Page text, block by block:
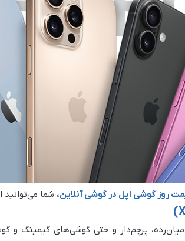
روز گوشی اپل در گوشی آنلاین، شما می‌توانید
پرچم‌دار و حتی گوشی‌های گیمینگ و